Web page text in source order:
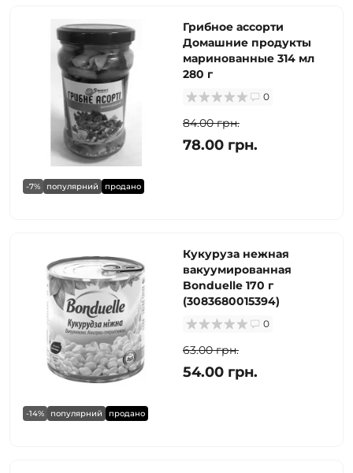
-7% популярний продано
Грибное ассорти
Домашние продукты
маринованные 314 мл
280 г
0
84.00 грн.
78.00 грн.
-14% популярний продано
Кукуруза нежная
вакуумированная
Bonduelle 170 г
(3083680015394)
0
63.00 грн.
54.00 грн.